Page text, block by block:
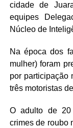
cidade de
equipes
Núcleo de
Na época dos
mulher) foram
por participação
três motoristas
O adulto de 20
crimes de roubo